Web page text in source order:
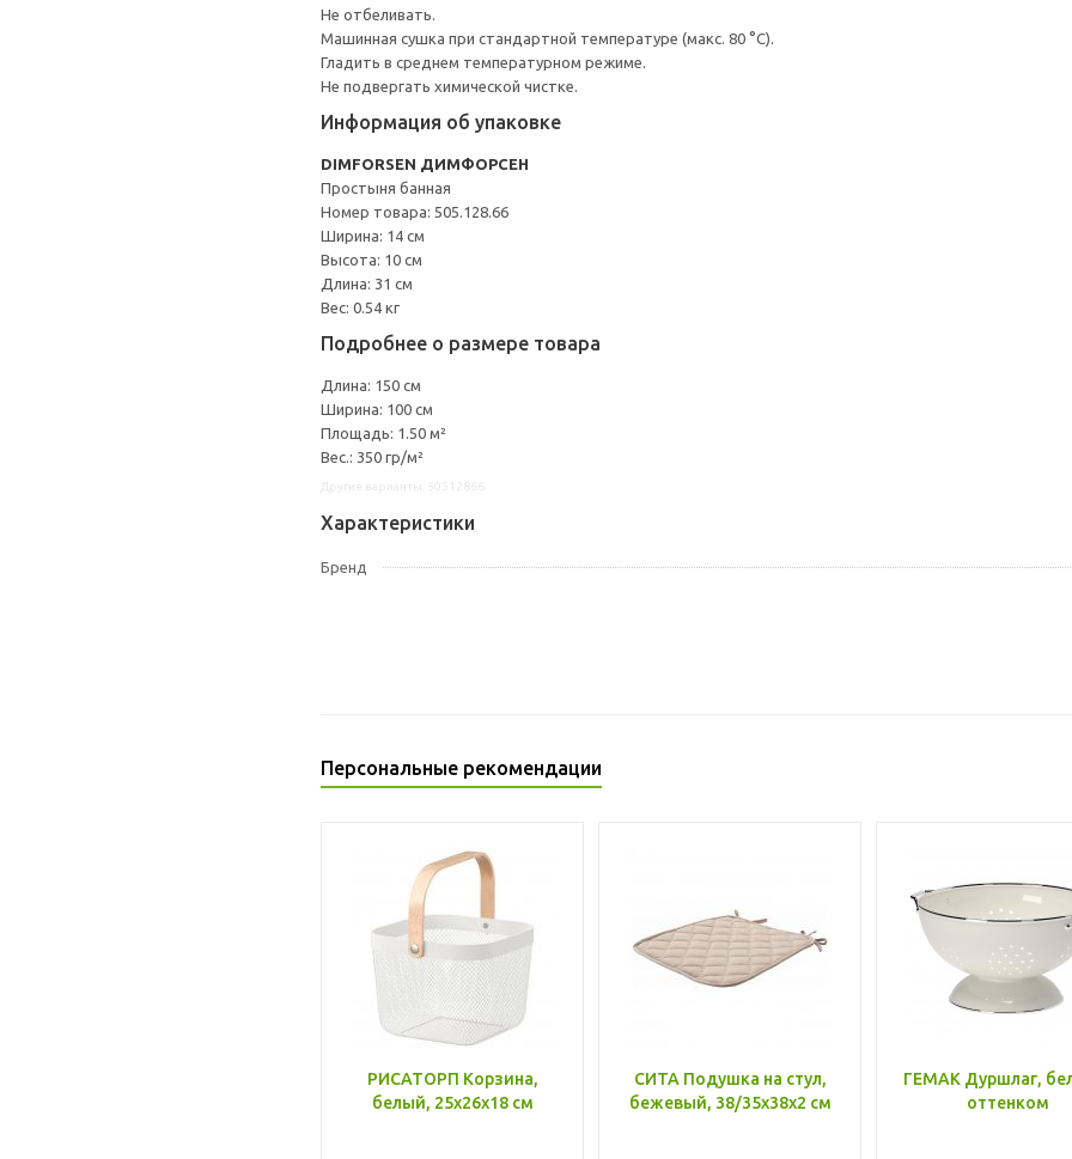
Не отбеливать.
Машинная сушка при стандартной температуре (макс. 80 °C).
Гладить в среднем температурном режиме.
Не подвергать химической чистке.
Информация об упаковке
DIMFORSEN ДИМФОРСЕН
Простыня банная
Номер товара: 505.128.66
Ширина: 14 см
Высота: 10 см
Длина: 31 см
Вес: 0.54 кг
Подробнее о размере товара
Длина: 150 см
Ширина: 100 см
Площадь: 1.50 м²
Вес.: 350 гр/м²
Характеристики
Бренд
Персональные рекомендации
РИСАТОРП Корзина,
белый, 25x26x18 см
СИТА Подушка на стул,
бежевый, 38/35x38x2 см
ГЕМАК Дуршлаг,
оттенком